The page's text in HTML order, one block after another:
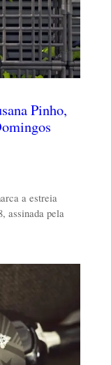
Pinho,
a estreia
assinada pela